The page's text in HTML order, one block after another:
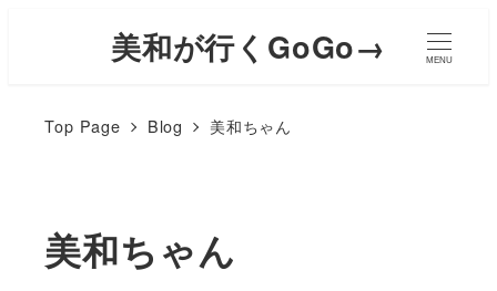
美和が行くGoGo→ MENU
Top Page Blog 美和ちゃん
美和ちゃん